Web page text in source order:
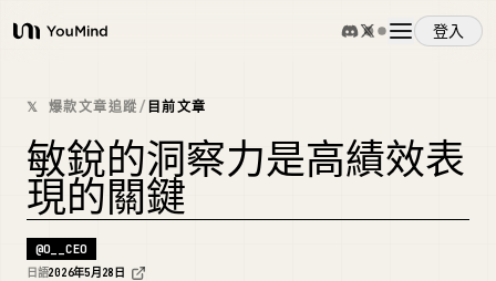
YouMind
登入
概覽
使用案例
技能
𝕏 爆款文章追蹤/ 目前文章
敏銳的洞察力是高績效表
現的關鍵
@O__CEO
日語2026年5月28日